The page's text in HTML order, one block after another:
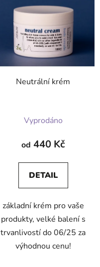
Neutrální krém
Vyprodáno
od 440 Kč
DETAIL
základní krém pro vaše
produkty, velké balení s
trvanlivostí do 06/25 za
výhodnou cenu!